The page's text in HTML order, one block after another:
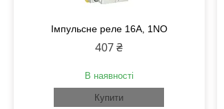
Імпульсне реле 16А, 1NО
407 ₴
В наявності
Купити